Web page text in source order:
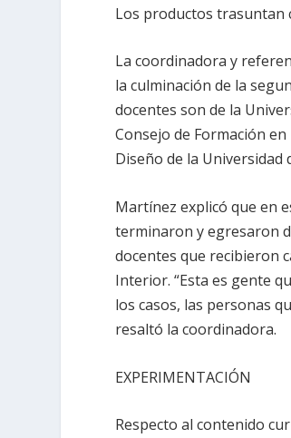
Los productos trasuntan
La coordinadora y
la culminación de la
docentes son de la
Consejo de Formación
Diseño de la Universidad
Martínez explicó que en
terminaron y egresaron
docentes que recibieron
Interior. “Esta es gente
los casos, las personas
resaltó la coordinadora.
EXPERIMENTACIÓN
Respecto al contenido